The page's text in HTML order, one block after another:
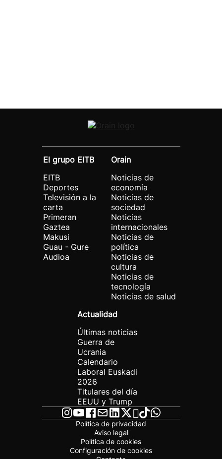
El grupo EITB
EITB
Deportes
Televisión a la
carta
Primeran
Gaztea
Makusi
Guau - Gure
Audioa
Orain
Noticias de
economía
Noticias de
sociedad
Noticias
internacionales
Noticias de
política
Noticias de
cultura
Noticias de
tecnología
Noticias de salud
Actualidad
Últimas noticias
Guerra de
Ucrania
Calendario
Laboral Euskadi
2026
Titulares del día
EEUU y Trump
Política de privacidad
Aviso legal
Política de cookies
Configuración de cookies